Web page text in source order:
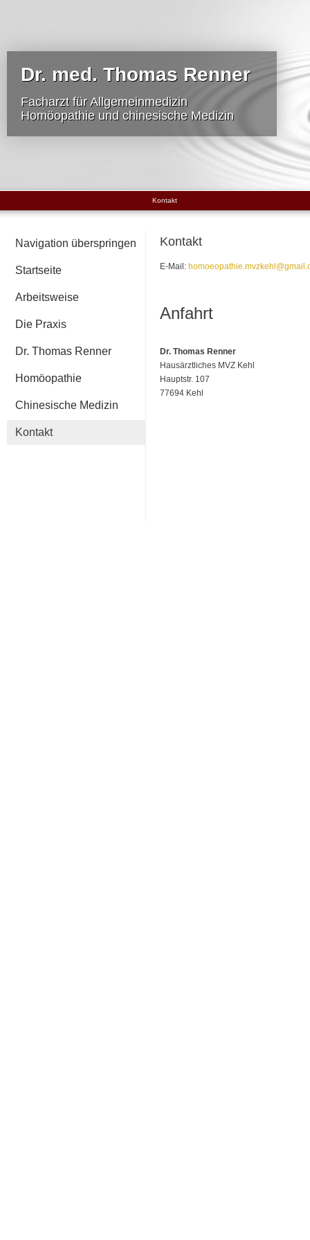
Dr. med. Thomas Renner
Facharzt für Allgemeinmedizin
Homöopathie und chinesische Medizin
Kontakt
Navigation überspringen
Startseite
Arbeitsweise
Die Praxis
Dr. Thomas Renner
Homöopathie
Chinesische Medizin
Kontakt
Kontakt
E-Mail:
Anfahrt
Dr. Thomas Renner
Hausärztliches MVZ Kehl
Hauptstr. 107
77694 Kehl